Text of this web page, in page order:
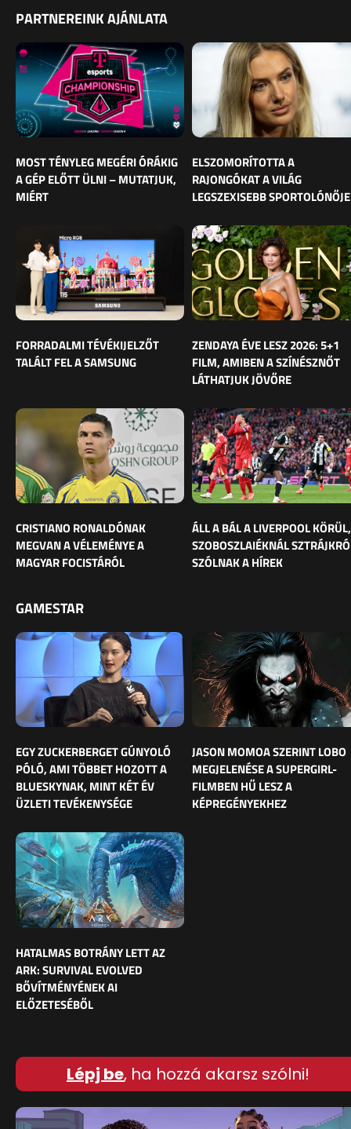
PARTNEREINK AJÁNLATA
MOST TÉNYLEG MEGÉRI ÓRÁKIG
A GÉP ELŐTT ÜLNI – MUTATJUK,
MIÉRT
ELSZOMORÍTOTTA A
RAJONGÓKAT A VILÁG
LEGSZEXISEBB SPORTOLÓNŐJE
FORRADALMI TÉVÉKIJELZŐT
TALÁLT FEL A SAMSUNG
ZENDAYA ÉVE LESZ 2026: 5+1
FILM, AMIBEN A SZÍNÉSZNŐT
LÁTHATJUK JÖVŐRE
CRISTIANO RONALDÓNAK
MEGVAN A VÉLEMÉNYE A
MAGYAR FOCISTÁRÓL
ÁLL A BÁL A LIVERPOOL KÖRÜL,
SZOBOSZLAIÉKNÁL
SZÓLNAK A HÍREK
GAMESTAR
EGY ZUCKERBERGET GÚNYOLÓ
PÓLÓ, AMI TÖBBET HOZOTT A
BLUESKYNAK, MINT KÉT ÉV
ÜZLETI TEVÉKENYSÉGE
JASON MOMOA SZERINT LOBO
MEGJELENÉSE A SUPERGIRL-
FILMBEN HŰ LESZ A
KÉPREGÉNYEKHEZ
HATALMAS BOTRÁNY LETT AZ
ARK: SURVIVAL EVOLVED
BŐVÍTMÉNYÉNEK AI
ELŐZETESÉBŐL
Lépj be, ha hozzá akarsz szólni!